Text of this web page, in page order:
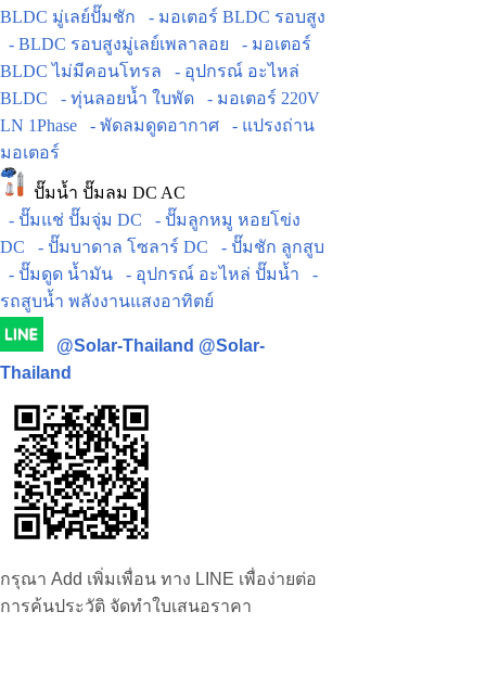
BLDC มู่เลย์ปั๊มชัก
- มอเตอร์ BLDC รอบสูง
- BLDC รอบสูงมู่เลย์เพลาลอย
- มอเตอร์
BLDC ไม่มีคอนโทรล
- อุปกรณ์ อะไหล่
BLDC
- ทุ่นลอยน้ำ ใบพัด
- มอเตอร์ 220V
LN 1Phase
- พัดลมดูดอากาศ
- แปรงถ่าน
มอเตอร์
ปั๊มน้ำ ปั๊มลม DC AC
- ปั๊มแช่ ปั๊มจุ่ม DC
- ปั๊มลูกหมู หอยโข่ง
DC
- ปั๊มบาดาล โซลาร์ DC
- ปั๊มชัก ลูกสูบ
- ปั๊มดูด น้ำมัน
- อุปกรณ์ อะไหล่ ปั๊มน้ำ
-
รถสูบน้ำ พลังงานแสงอาทิตย์
@Solar-Thailand @Solar-
Thailand
กรุณา Add เพิ่มเพื่อน ทาง LINE เพื่อง่ายต่อ
การค้นประวัติ จัดทำใบเสนอราคา